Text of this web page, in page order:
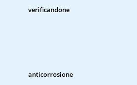
verificandone
anticorrosione